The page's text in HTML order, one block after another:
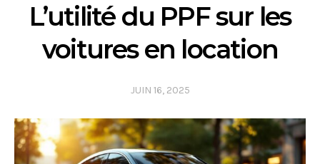
L’utilité du PPF sur les
voitures en location
JUIN 16, 2025